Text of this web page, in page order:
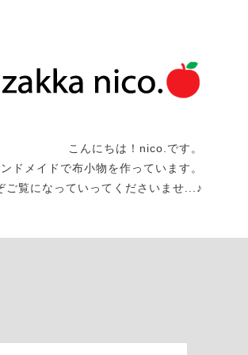
こんにちは！nico.です。
ドメイドで布小物を作っています。
覧になっていってくださいませ...♪